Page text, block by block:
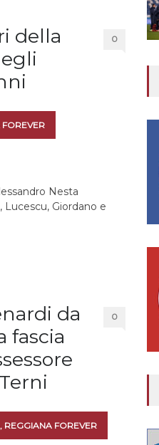
della
0
Nesta
Giordano e
da
fascia
0
, REGGIANA FOREVER